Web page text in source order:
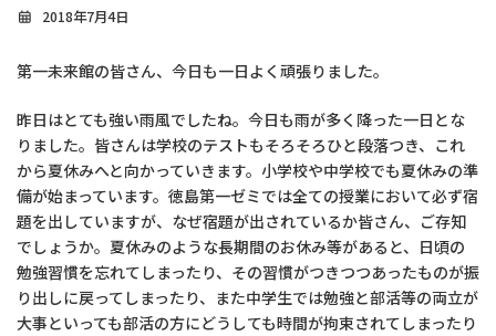
2018年7月4日
第一未来館の皆さん、今日も一日よく頑張りました。
昨日はとても強い雨風でしたね。今日も雨が多く降った一日とな
りました。皆さんは学校のテストもそろそろひと段落つき、これ
から夏休みへと向かっていきます。小学校や中学校でも夏休みの準
備が始まっています。徳島第一ゼミでは全ての授業において必ず宿
題を出していますが、なぜ宿題が出されているか皆さん、ご存知
でしょうか。夏休みのような長期間のお休み等があると、日頃の
勉強習慣を忘れてしまったり、その習慣がつきつつあったものが振
り出しに戻ってしまったり、また中学生では勉強と部活等の両立が
大事といっても部活の方にどうしても時間が拘束されてしまったり